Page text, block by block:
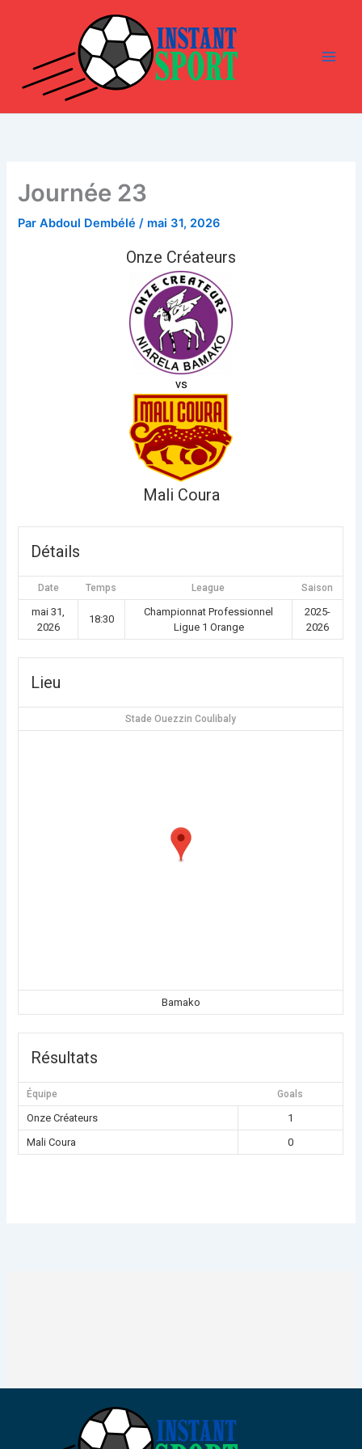
Journée 23
ParAbdoul Dembélé/ mai 31, 2026
Onze Créateurs
vs
Mali Coura
Détails
Date Temps League Saison
mai 31,
2026
18:30
Championnat Professionnel
Ligue 1 Orange
2025-
2026
Lieu
Stade Ouezzin Coulibaly
Bamako
Résultats
Équipe Goals
Onze Créateurs
1
Mali Coura
0